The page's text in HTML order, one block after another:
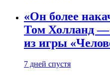
«Он более
Том Холланд —
из игры
7 дней спустя